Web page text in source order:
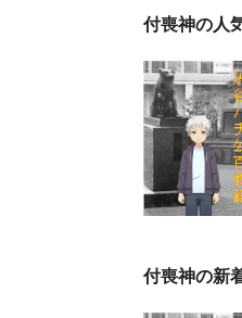
付喪神の人
付喪神の新